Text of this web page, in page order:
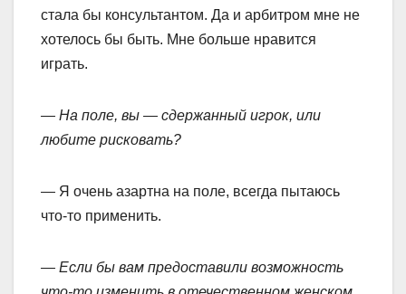
стала бы консультантом. Да и арбитром мне не
хотелось бы быть. Мне больше нравится
играть.
— На поле, вы — сдержанный игрок, или
любите рисковать?
— Я очень азартна на поле, всегда пытаюсь
что-то применить.
— Если бы вам предоставили возможность